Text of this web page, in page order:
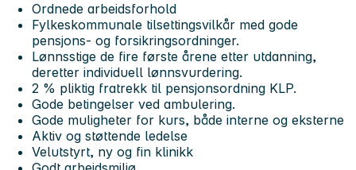
Ordnede arbeidsforhold
Fylkeskommunale tilsettingsvilkår med gode
pensjons- og forsikringsordninger.
Lønnsstige de fire første årene etter utdanning,
deretter individuell lønnsvurdering.
2 % pliktig fratrekk til pensjonsordning KLP.
Gode betingelser ved ambulering.
Gode muligheter for kurs, både interne og eksterne
Aktiv og støttende ledelse
Velutstyrt, ny og fin klinikk